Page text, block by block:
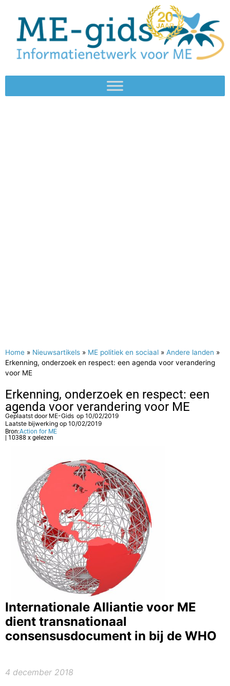
Home » Nieuwsartikels » ME politiek en sociaal » Andere landen »
Erkenning, onderzoek en respect: een agenda voor verandering
voor ME
Erkenning, onderzoek en respect: een
agenda voor verandering voor ME
Geplaatst door ME-Gids op 10/02/2019
Laatste bijwerking op 10/02/2019
Bron:Action for ME
| 10388 x gelezen
Internationale Alliantie voor ME
dient transnationaal
consensusdocument in bij de WHO
4 december 2018